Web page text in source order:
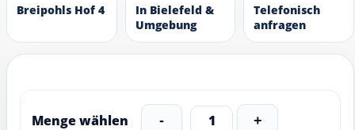
Breipohls Hof 4
In Bielefeld &
Umgebung
Telefonisch
anfragen
Menge wählen - 1 +